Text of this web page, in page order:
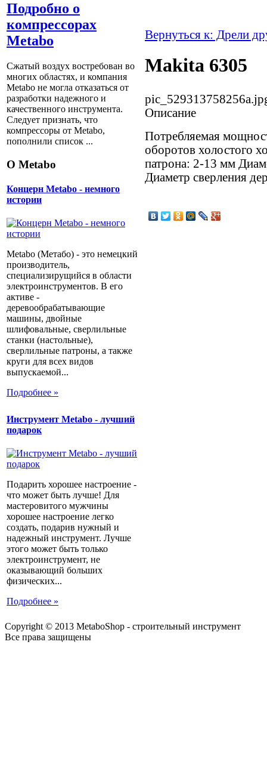
Подробно о
компрессорах
Metabo
Сжатый воздух востребован во
многих областях, и компания
Metabo не могла отказаться от
разработки надежного и
качественного инструмента.
Следует признать, что
компрессоры от Metabо,
пополнили список ...
О Metabo
Концерн Metabo - немного
истории
Metabo (Метабо) - это немецкий
производитель,
специализирущийся в области
электроинструментов. В его
активе -
деревообрабатывающие
машины, двойные
шлифовальные, сверлильные
станки (настольные),
сверлильные патроны, а также
круги для всех видов
выпускаемой...
Подробнее »
Инструмент Metabo - лучший
подарок
Подарить хорошее настроение -
что может быть лучше! Для
мастеровитого мужчины
хорошее настроение легко
создать, подарив нужный и
надежный инструмент. Лучше
этого может быть только
электроинструмент, не
оказывающий больших
физических...
Подробнее »
Вернуться к: Дрели
Makita 6305
Описание
Потребляемая
оборотов холостого
патрона: 2-13 мм
Диаметр сверления
Copyright © 2013 MetaboShop - строительный инструмент
Все права защищены